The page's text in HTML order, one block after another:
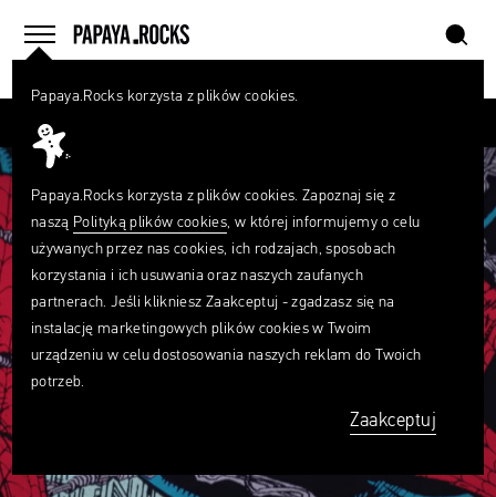
menu
home szukaj
Papaya.Rocks korzysta z plików cookies.
Papaya.Rocks korzysta z plików cookies. Zapoznaj się z
naszą Polityką plików cookies, w której informujemy o celu
używanych przez nas cookies, ich rodzajach, sposobach
korzystania i ich usuwania oraz naszych zaufanych
partnerach. Jeśli klikniesz Zaakceptuj - zgadzasz się na
instalację marketingowych plików cookies w Twoim
urządzeniu w celu dostosowania naszych reklam do Twoich
potrzeb.
Zaakceptuj
Czego
szukasz?